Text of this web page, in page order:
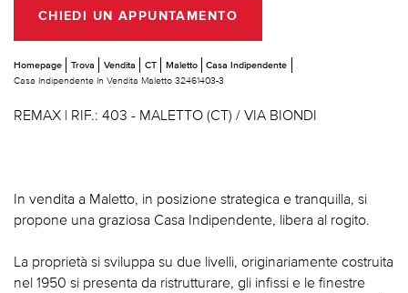
CHIEDI UN APPUNTAMENTO
Homepage Trova Vendita CT Maletto
Casa Indipendente
Casa Indipendente In Vendita Maletto 32461403-3
REMAX | RIF.: 403 - MALETTO (CT) / VIA BIONDI
In vendita a Maletto, in posizione strategica e tranquilla, si
propone una graziosa Casa Indipendente, libera al rogito.
La proprietà si sviluppa su due livelli, originariamente costruita
nel 1950 si presenta da ristrutturare, gli infissi e le finestre